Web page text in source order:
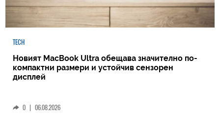
TECH
Новият MacBook Ultra обещава значително по-
компактни размери и устойчив сензорен
дисплей
0 | 06.08.2026